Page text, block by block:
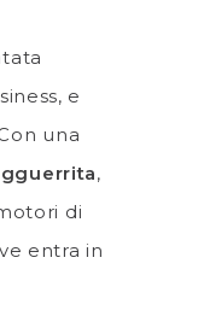
e
una
,
di
entra in